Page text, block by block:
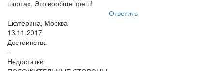
шортах. Это вообще треш!
Ответить
Екатерина, Москва
13.11.2017
Достоинства
-
Недостатки